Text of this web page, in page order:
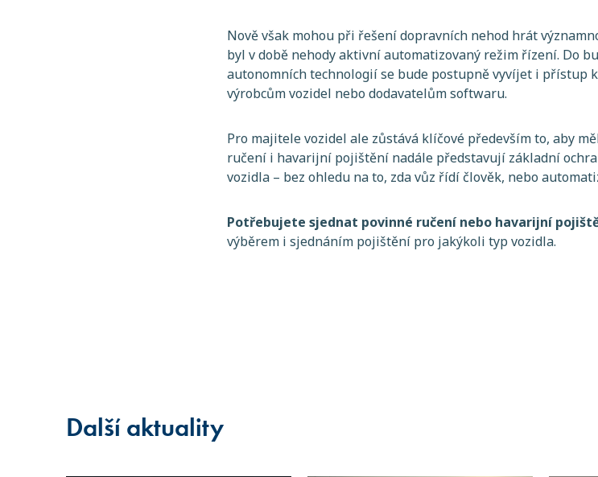
Nově však mohou při řešení dopravních nehod hrát
byl v době nehody aktivní automatizovaný režim řízení. Do
autonomních technologií se bude postupně vyvíjet i přístup
výrobcům vozidel nebo dodavatelům softwaru.
Pro majitele vozidel ale zůstává klíčové především to, aby
ručení i havarijní pojištění nadále představují základní
vozidla – bez ohledu na to, zda vůz řídí člověk, nebo
Potřebujete sjednat povinné ručení nebo havarijní
výběrem i sjednáním pojištění pro jakýkoli typ vozidla.
Další aktuality